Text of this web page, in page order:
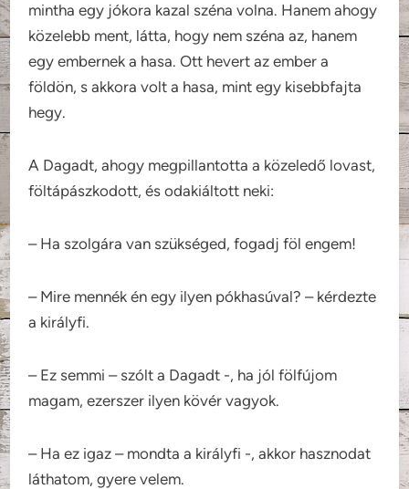
mintha egy jókora kazal széna volna. Hanem ahogy
közelebb ment, látta, hogy nem széna az, hanem
egy embernek a hasa. Ott hevert az ember a
földön, s akkora volt a hasa, mint egy kisebbfajta
hegy.
A Dagadt, ahogy megpillantotta a közeledő lovast,
föltápászkodott, és odakiáltott neki:
– Ha szolgára van szükséged, fogadj föl engem!
– Mire mennék én egy ilyen pókhasúval? – kérdezte
a királyfi.
– Ez semmi – szólt a Dagadt -, ha jól fölfújom
magam, ezerszer ilyen kövér vagyok.
– Ha ez igaz – mondta a királyfi -, akkor hasznodat
láthatom, gyere velem.